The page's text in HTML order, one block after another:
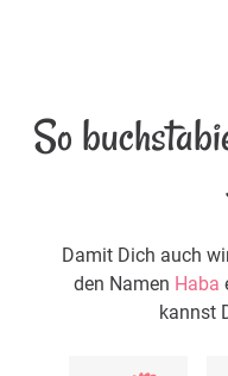
So
Damit Dich auch
den Namen Haba
kannst